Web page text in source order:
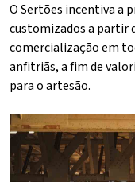
O Sertões incentiva a
customizados a partir
comercialização em
anfitriãs, a fim de
para o artesão.